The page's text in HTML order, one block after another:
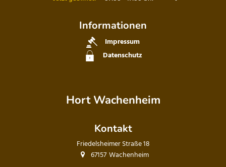
Informationen
Impressum
Datenschutz
Hort Wachenheim
Kontakt
Friedelsheimer Straße 18
67157 Wachenheim